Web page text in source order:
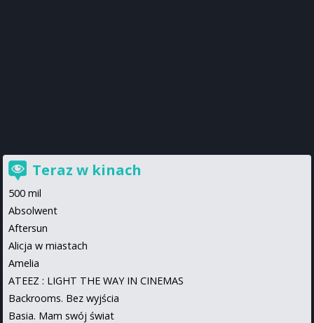
Teraz w kinach
500 mil
Absolwent
Aftersun
Alicja w miastach
Amelia
ATEEZ : LIGHT THE WAY IN CINEMAS
Backrooms. Bez wyjścia
Basia. Mam swój świat